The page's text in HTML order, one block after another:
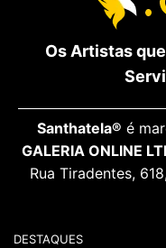
Os Artistas
Santhatela® é
GALERIA ONLINE
Rua Tiradentes,
DESTAQUES